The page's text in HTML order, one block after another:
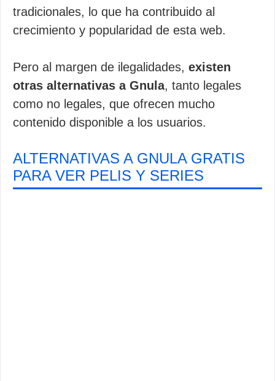
tradicionales, lo que ha contribuido al
crecimiento y popularidad de esta web.
Pero al margen de ilegalidades, existen
otras alternativas a Gnula, tanto legales
como no legales, que ofrecen mucho
contenido disponible a los usuarios.
ALTERNATIVAS A GNULA GRATIS
PARA VER PELIS Y SERIES